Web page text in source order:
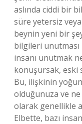
aslında ciddi bir
süre yetersiz
beynin yeni bir
bilgileri
insanı unutmak
konuşursak, eski
Bu, ilişkinin
olduğunuza ve ne
olarak genellikle
Elbette, bazı